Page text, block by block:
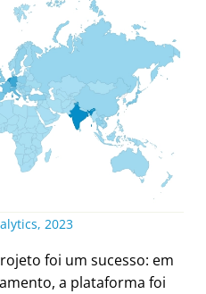
2023
foi um sucesso: em
a plataforma foi